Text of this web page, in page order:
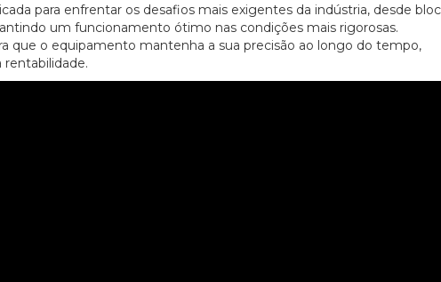
para enfrentar os desafios mais exigentes da indústria, desde
um funcionamento ótimo nas condições mais rigorosas.
que o equipamento mantenha a sua precisão ao longo do tempo,